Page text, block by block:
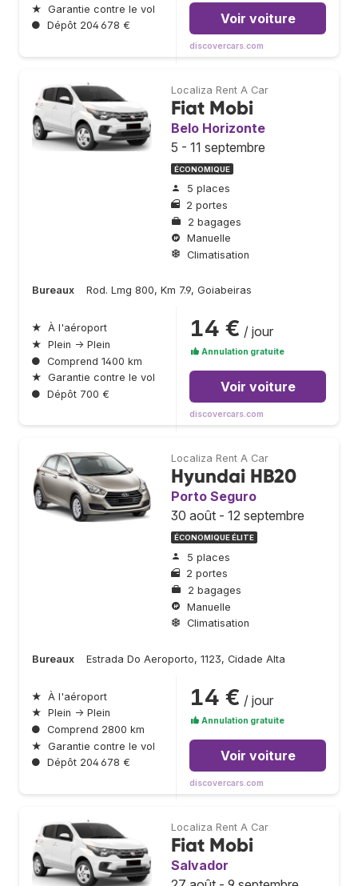
★ Garantie contre le vol
● Dépôt 204 678 € Voir voiture
discovercars.com
Localiza Rent A Car
Fiat Mobi
Belo Horizonte
5 - 11 septembre
ÉCONOMIQUE
5 places
2 portes
2 bagages
Manuelle
Climatisation
Bureaux Rod. Lmg 800, Km 7.9, Goiabeiras
★ À l'aéroport
★ Plein → Plein
● Comprend 1400 km
★ Garantie contre le vol
● Dépôt 700 €
14 € / jour
Annulation gratuite
Voir voiture
discovercars.com
Localiza Rent A Car
Hyundai HB20
Porto Seguro
30 août - 12 septembre
ÉCONOMIQUE ÉLITE
5 places
2 portes
2 bagages
Manuelle
Climatisation
Bureaux Estrada Do Aeroporto, 1123, Cidade Alta
★ À l'aéroport
★ Plein → Plein
● Comprend 2800 km
★ Garantie contre le vol
● Dépôt 204 678 €
14 € / jour
Annulation gratuite
Voir voiture
discovercars.com
Localiza Rent A Car
Fiat Mobi
Salvador